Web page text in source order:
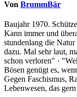
Von BrummBär
Baujahr 1970.
Kann immer und
stundenlang die
dazu. Mal sehr laut,
schon verloren" ·
Bösen genügt es,
Gegen Faschismus,
Lebenwesen, das